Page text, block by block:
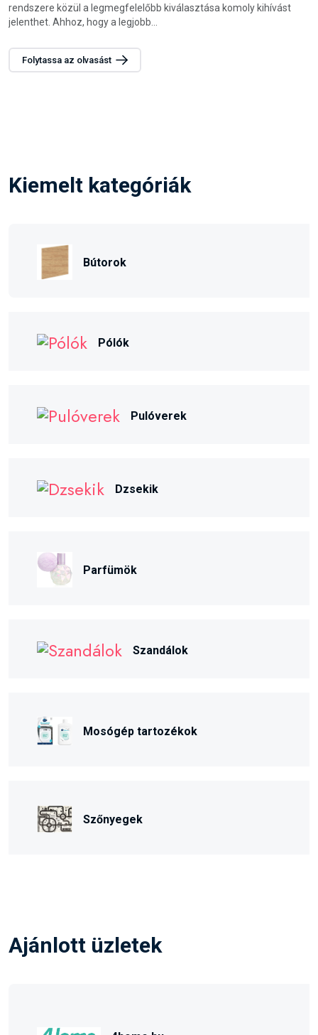
családi vagy baráti összejövetelekről, esetleg munkahelyi
szórakozásról, a darts...
Folytassa az olvasást
Kiemelt kategóriák
Bútorok
Pólók
Pulóverek
Dzsekik
Parfümök
Szandálok
Mosógép tartozékok
Szőnyegek
Ajánlott üzletek